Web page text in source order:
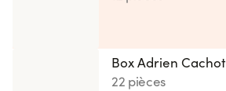
Box Adrien Cachot
22 pièces